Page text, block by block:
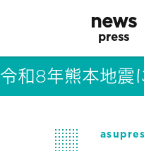
news
press
令和8年熊本地震